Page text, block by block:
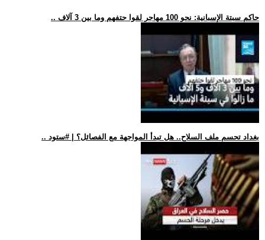
.. حاكم سبتة الإسبانية: نحو 100 مهاجر لقوا حتفهم وما بين 3 آلاف
.. بغداد تحسم ملف السلاح.. هل تبدأ المواجهة مع الفصائل؟ | #ستود